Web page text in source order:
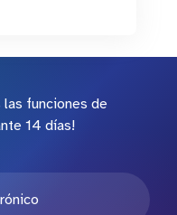
las funciones de
14 días!